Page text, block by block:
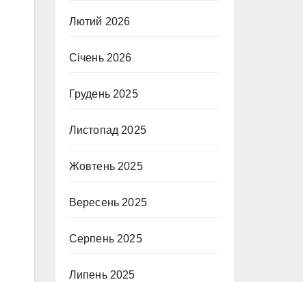
Лютий 2026
Січень 2026
Грудень 2025
Листопад 2025
Жовтень 2025
Вересень 2025
Серпень 2025
Липень 2025